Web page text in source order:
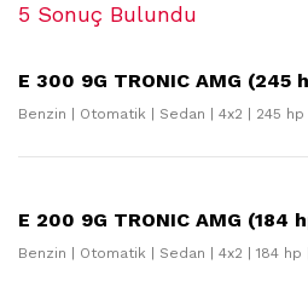
5 Sonuç Bulundu
E 300 9G TRONIC AMG (245
Benzin | Otomatik | Sedan | 4x2 | 245 hp
E 200 9G TRONIC AMG (184
Benzin | Otomatik | Sedan | 4x2 | 184 hp